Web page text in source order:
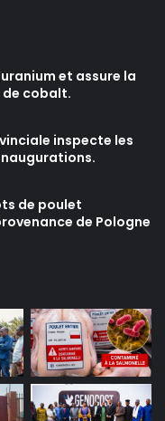
et assure la
cobalt.
inspecte les
de poulet
de Pologne